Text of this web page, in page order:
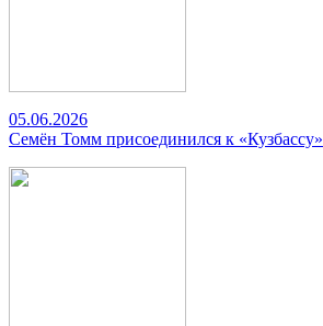
05.06.2026
Семён Томм присоединился к «Кузбассу»